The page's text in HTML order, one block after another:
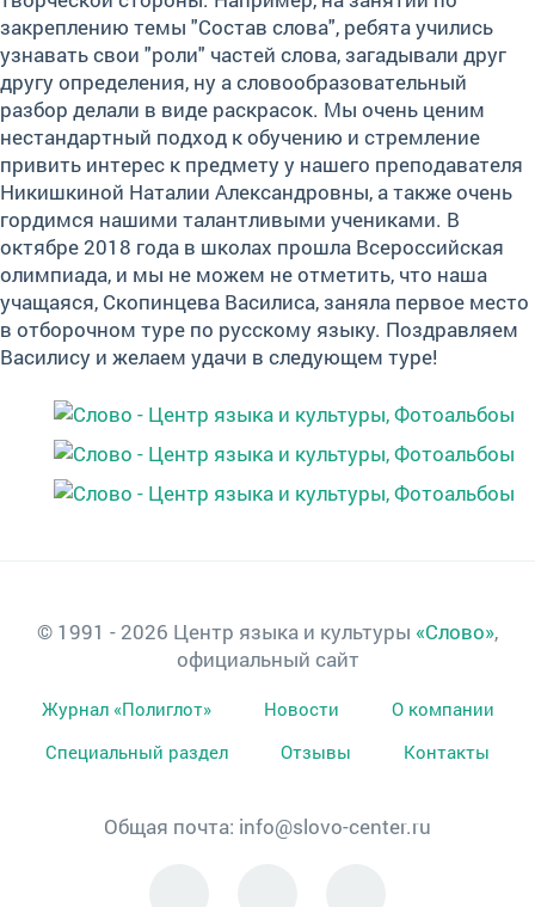
закреплению темы "Состав слова", ребята учились
узнавать свои "роли" частей слова, загадывали друг
другу определения, ну а словообразовательный
разбор делали в виде раскрасок. Мы очень ценим
нестандартный подход к обучению и стремление
привить интерес к предмету у нашего преподавателя
Никишкиной Наталии Александровны, а также очень
гордимся нашими талантливыми учениками. В
октябре 2018 года в школах прошла Всероссийская
олимпиада, и мы не можем не отметить, что наша
учащаяся, Скопинцева Василиса, заняла первое место
в отборочном туре по русскому языку. Поздравляем
Василису и желаем удачи в следующем туре!
© 1991 - 2026 Центр языка и культуры «Слово»,
официальный сайт
Журнал «Полиглот» Новости
О компании
Специальный раздел
Отзывы Контакты
Общая почта: info@slovo-center.ru